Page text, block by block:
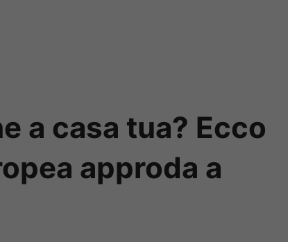
a casa tua? Ecco
approda a